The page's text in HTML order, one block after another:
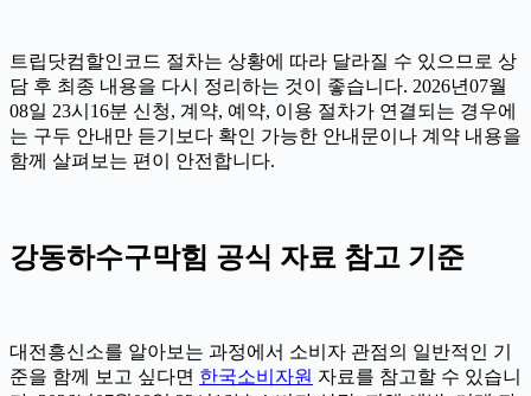
트립닷컴할인코드 절차는 상황에 따라 달라질 수 있으므로 상
담 후 최종 내용을 다시 정리하는 것이 좋습니다. 2026년07월
08일 23시16분 신청, 계약, 예약, 이용 절차가 연결되는 경우에
는 구두 안내만 듣기보다 확인 가능한 안내문이나 계약 내용을
함께 살펴보는 편이 안전합니다.
강동하수구막힘 공식 자료 참고 기준
대전흥신소를 알아보는 과정에서 소비자 관점의 일반적인 기
준을 함께 보고 싶다면 한국소비자원 자료를 참고할 수 있습니